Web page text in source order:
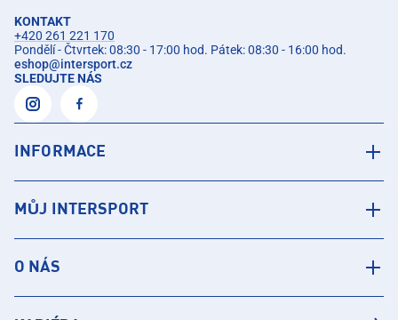
KONTAKT
+420 261 221 170
Pondělí - Čtvrtek: 08:30 - 17:00 hod. Pátek: 08:30 - 16:00 hod.
eshop@intersport.cz
SLEDUJTE NÁS
INFORMACE
MŮJ INTERSPORT
O NÁS